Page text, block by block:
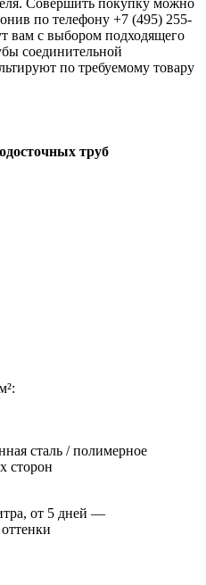
по телефону +7 (495) 255-
вам с выбором подходящего
соединительной
по требуемому товару
труб
сталь / полимерное
сторон
от 5 дней —